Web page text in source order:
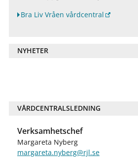
Bra Liv Vråen vårdcentral
NYHETER
VÅRDCENTRALSLEDNING
Verksamhetschef
Margareta Nyberg
margareta.nyberg@rjl.se